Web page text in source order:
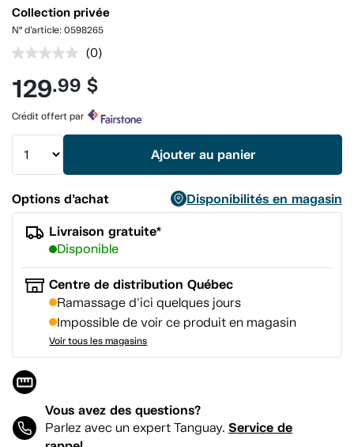
Collection privée
N° d'article: 0598265
Aucune
pour
ce
produit.
Lien
vers
page.
(0)
129.99 $
Crédit offert par
Ajouter au panier
Options d’achat
Disponibilités en magasin
Livraison gratuite*
Disponible
Centre de distribution Québec
Ramassage d'ici quelques jours
Impossible de voir ce produit en magasin
Voir tous les magasins
Vous avez des questions?
Parlez avec un expert Tanguay. Service de